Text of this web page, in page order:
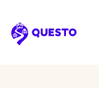
Questo